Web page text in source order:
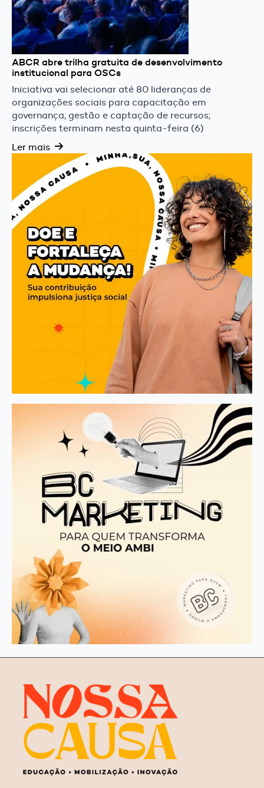
ABCR abre trilha gratuita de desenvolvimento
institucional para OSCs
Iniciativa vai selecionar até 80 lideranças de
organizações sociais para capacitação em
governança, gestão e captação de recursos;
inscrições terminam nesta quinta-feira (6)
Ler mais